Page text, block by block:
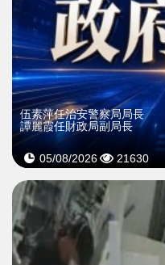
伍素萍任治安警察局局長
譚麗霞任財政局副局長
05/08/2026 21630